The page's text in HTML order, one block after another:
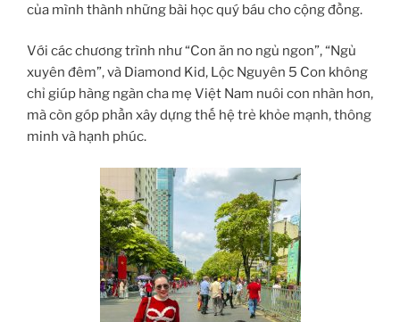
của mình thành những bài học quý báu cho cộng đồng.
Với các chương trình như “Con ăn no ngủ ngon”, “Ngủ
xuyên đêm”, và Diamond Kid, Lộc Nguyên 5 Con không
chỉ giúp hàng ngàn cha mẹ Việt Nam nuôi con nhàn hơn,
mà còn góp phần xây dựng thế hệ trẻ khỏe mạnh, thông
minh và hạnh phúc.